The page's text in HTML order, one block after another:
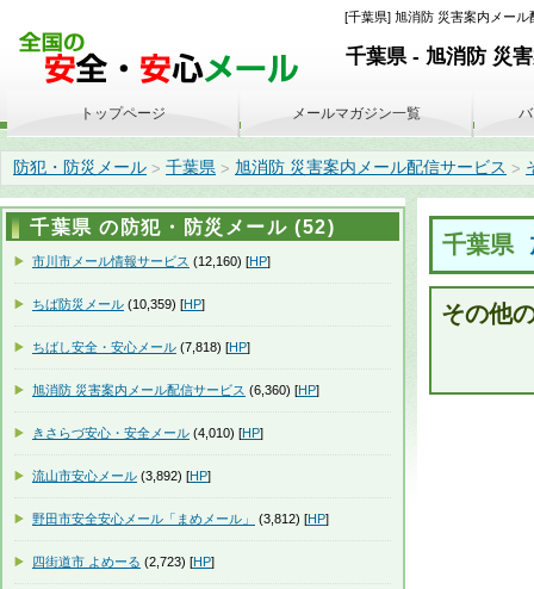
[千葉県] 旭消防 災害案内メー
千葉県 - 旭消防 災
防犯・防災メール > 千葉県 > 旭消防 災害案内メール配信サービス >
千葉県
その他
トップページ メールマガジン一覧
千葉県 の防犯・防災メール (52)
市川市メール情報サービス (12,160) [HP]
ちば防災メール (10,359) [HP]
ちばし安全・安心メール (7,818) [HP]
旭消防 災害案内メール配信サービス (6,360) [HP]
きさらづ安心・安全メール (4,010) [HP]
流山市安心メール (3,892) [HP]
野田市安全安心メール「まめメール」 (3,812) [HP]
四街道市 よめーる (2,723) [HP]